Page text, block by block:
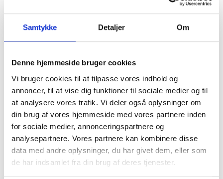
Samtykke Detaljer Om
Denne hjemmeside bruger cookies
Vi bruger cookies til at tilpasse vores indhold og
annoncer, til at vise dig funktioner til sociale medier og til
at analysere vores trafik. Vi deler også oplysninger om
din brug af vores hjemmeside med vores partnere inden
for sociale medier, annonceringspartnere og
analysepartnere. Vores partnere kan kombinere disse
data med andre oplysninger, du har givet dem, eller som
de har indsamlet fra din brug af deres tjenester.
Larm- og lugtgener→
Opvarmning →
Pool og spa →